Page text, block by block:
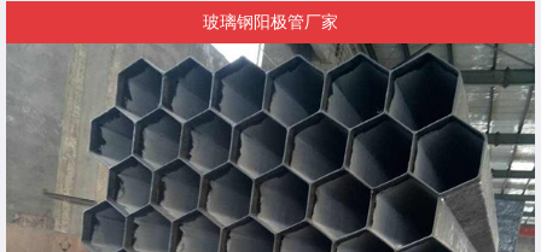
玻璃钢阳极管厂家